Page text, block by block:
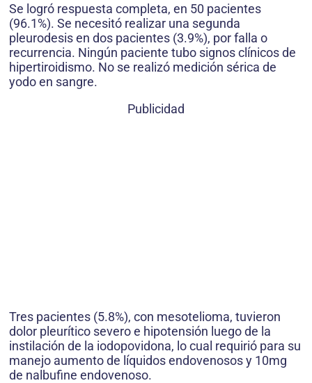
Se logró respuesta completa, en 50 pacientes
(96.1%). Se necesitó realizar una segunda
pleurodesis en dos pacientes (3.9%), por falla o
recurrencia. Ningún paciente tubo signos clínicos de
hipertiroidismo. No se realizó medición sérica de
yodo en sangre.
Publicidad
Tres pacientes (5.8%), con mesotelioma, tuvieron
dolor pleurítico severo e hipotensión luego de la
instilación de la iodopovidona, lo cual requirió para su
manejo aumento de líquidos endovenosos y 10mg
de nalbufine endovenoso.